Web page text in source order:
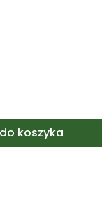
koszyka